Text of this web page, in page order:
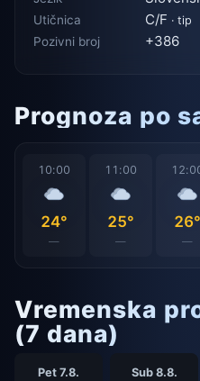
Utičnica C/F · tip
Pozivni broj +386
Prognoza po
10:00
24°
—
11:00
25°
—
26°
—
Vremenska
(7 dana)
Pet 7.8. Sub 8.8.